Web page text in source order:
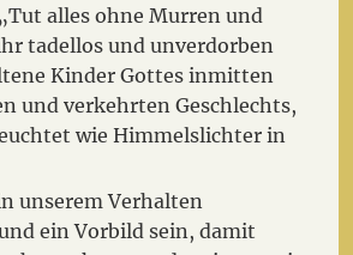
alles ohne Murren und
tadellos und unverdorben
Kinder Gottes inmitten
und verkehrten Geschlechts,
wie Himmelslichter in
unserem Verhalten
ein Vorbild sein, damit